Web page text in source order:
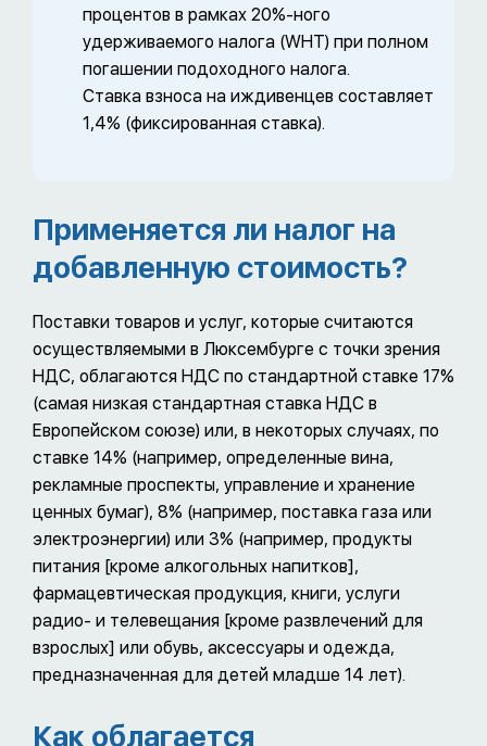
процентов в рамках 20%-ного
удерживаемого налога (WHT) при полном
погашении подоходного налога.
Ставка взноса на иждивенцев составляет
1,4% (фиксированная ставка).
Применяется ли налог на
добавленную стоимость?
Поставки товаров и услуг, которые считаются
осуществляемыми в Люксембурге с точки зрения
НДС, облагаются НДС по стандартной ставке 17%
(самая низкая стандартная ставка НДС в
Европейском союзе) или, в некоторых случаях, по
ставке 14% (например, определенные вина,
рекламные проспекты, управление и хранение
ценных бумаг), 8% (например, поставка газа или
электроэнергии) или 3% (например, продукты
питания [кроме алкогольных напитков],
фармацевтическая продукция, книги, услуги
радио- и телевещания [кроме развлечений для
взрослых] или обувь, аксессуары и одежда,
предназначенная для детей младше 14 лет).
Как облагается